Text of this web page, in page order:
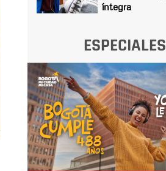
íntegra
ESPECIALES